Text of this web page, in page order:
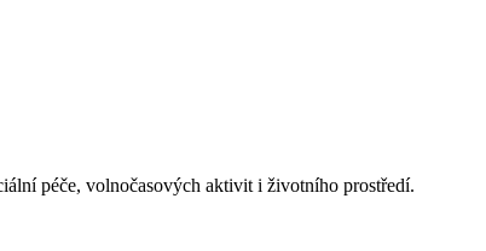
péče, volnočasových aktivit i životního prostředí.